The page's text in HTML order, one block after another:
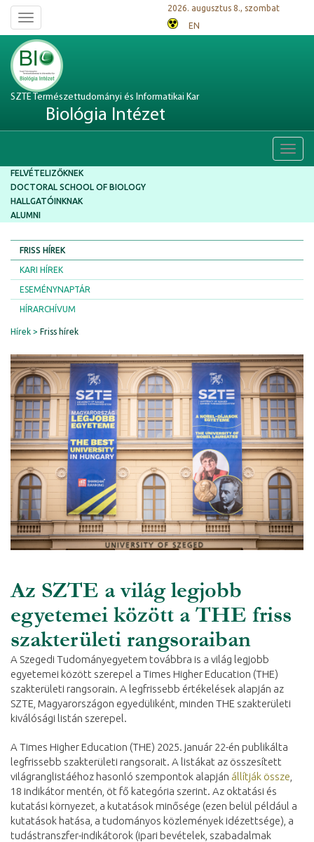
Toggle
navigation
2026. augusztus 8., szombat
EN
SZTE Természettudományi és Informatikai Kar
Biológia Intézet
FELVÉTELIZŐKNEK
DOCTORAL SCHOOL OF BIOLOGY
HALLGATÓINKNAK
ALUMNI
FRISS HÍREK
KARI HÍREK
ESEMÉNYNAPTÁR
HÍRARCHÍVUM
Hírek Friss hírek
Az SZTE a világ legjobb
egyetemei között a THE friss
szakterületi rangsoraiban
A Szegedi Tudományegyetem továbbra is a világ legjobb
egyetemei között szerepel a Times Higher Education (THE)
szakterületi rangsorain. A legfrissebb értékelések alapján az
SZTE, Magyarországon egyedüliként, minden THE szakterületi
kiválósági listán szerepel.
A Times Higher Education (THE) 2025. január 22-én publikálta
legfrissebb szakterületi rangsorait. A listákat az összesített
világranglistáéhoz hasonló szempontok alapján állítják össze
18 indikátor mentén, öt fő kategória szerint. Az oktatási és
kutatási környezet, a kutatások minősége (ezen belül például a
kutatások hatása, a tudományos közlemények idézettsége), a
tudástranszfer-indikátorok (ipari bevételek, szabadalmak